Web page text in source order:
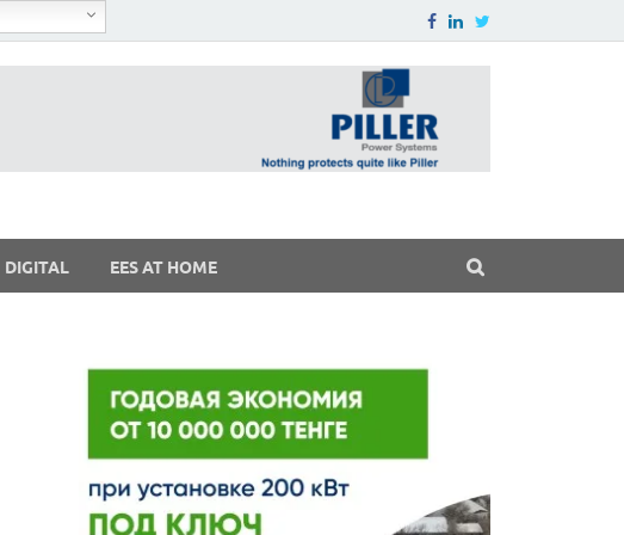
DIGITAL EES AT HOME